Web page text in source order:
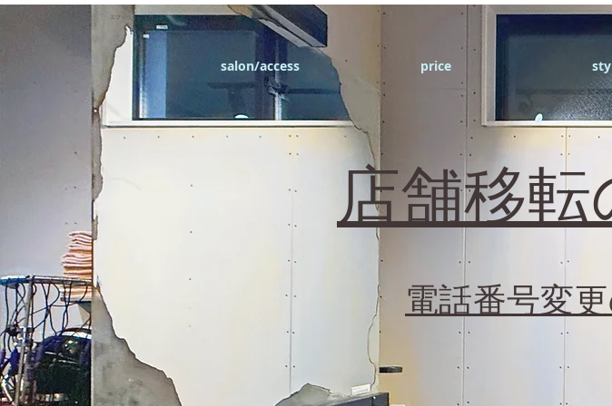
エフィラージュカット
店舗移
電話番号変
salon/access price